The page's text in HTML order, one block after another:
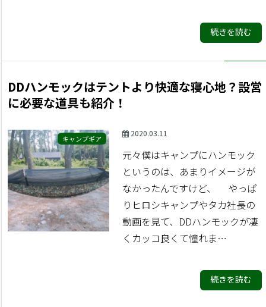
続きを読む
DDハンモックはテントより快適な寝心地？設営
に必要な道具も紹介！
キャンプギア
2020.03.11
元々僕はキャンプにハンモック
というのは、あまりイメージが
なかったんですけど、 やっぱ
りヒロシキャンプやタカ社長の
動画を見て、DDハンモックが凄
くカッコ良くて憧れま…
続きを読む